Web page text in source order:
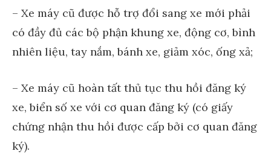
– Xe máy cũ được hỗ trợ đổi sang xe mới phải
có đầy đủ các bộ phận khung xe, động cơ, bình
nhiên liệu, tay nắm, bánh xe, giảm xóc, ống xả;
– Xe máy cũ hoàn tất thủ tục thu hồi đăng ký
xe, biển số xe với cơ quan đăng ký (có giấy
chứng nhận thu hồi được cấp bởi cơ quan đăng
ký).